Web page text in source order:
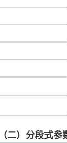
（二）分段式